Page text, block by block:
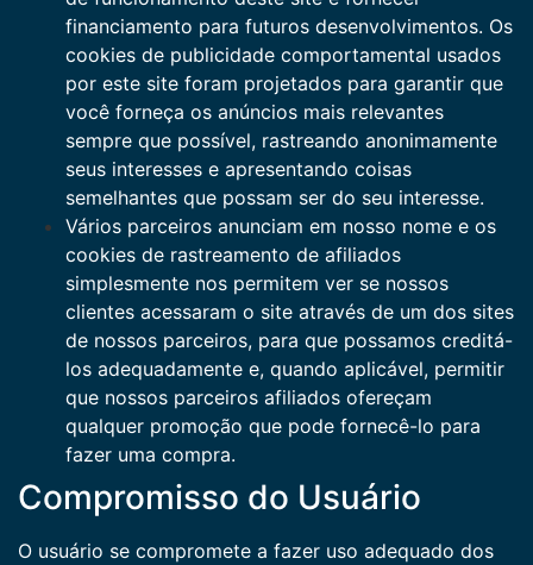
financiamento para futuros desenvolvimentos. Os
cookies de publicidade comportamental usados ​​
por este site foram projetados para garantir que
você forneça os anúncios mais relevantes
sempre que possível, rastreando anonimamente
seus interesses e apresentando coisas
semelhantes que possam ser do seu interesse.
Vários parceiros anunciam em nosso nome e os
cookies de rastreamento de afiliados
simplesmente nos permitem ver se nossos
clientes acessaram o site através de um dos sites
de nossos parceiros, para que possamos creditá-
los adequadamente e, quando aplicável, permitir
que nossos parceiros afiliados ofereçam
qualquer promoção que pode fornecê-lo para
fazer uma compra.
Compromisso do Usuário
O usuário se compromete a fazer uso adequado dos